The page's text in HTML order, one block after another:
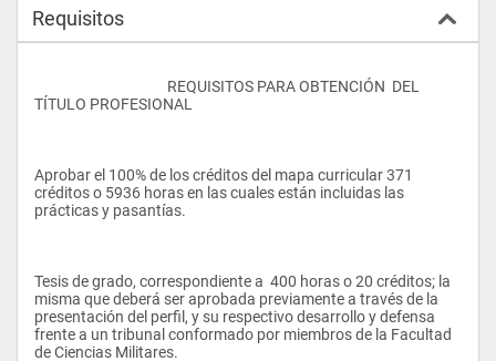
como capacidades complejas.
Aeronáutica Militar, en su desempeño como militar
profesional, una vez que egrese de la ESMA “Cosme Renella
B.” Tareas que estarán relacionadas directamente con la
formación adquirida y las funciones militares que debe
desarrollar el Subteniente Técnico proyectándolas a su
Requisitos
TÍTULO PROFESIONAL
Aprobar el 100% de los créditos del mapa curricular 371
créditos o 5936 horas en las cuales están incluidas las
prácticas y pasantías.
Tesis de grado, correspondiente a  400 horas o 20 créditos; la
misma que deberá ser aprobada previamente a través de la
presentación del perfil, y su respectivo desarrollo y defensa
frente a un tribunal conformado por miembros de la Facultad
de Ciencias Militares.